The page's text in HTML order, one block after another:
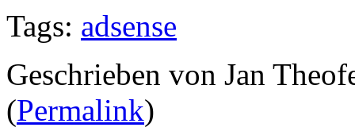
Tags: adsense
Geschrieben von Jan
(Permalink)